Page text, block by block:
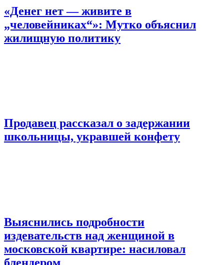
«Денег нет — живите в
„человейниках“»: Мутко объяснил
жилищную политику
Продавец рассказал о задержании
школьницы, укравшей конфету
Выяснились подробности
издевательств над женщиной в
московской квартире: насиловал